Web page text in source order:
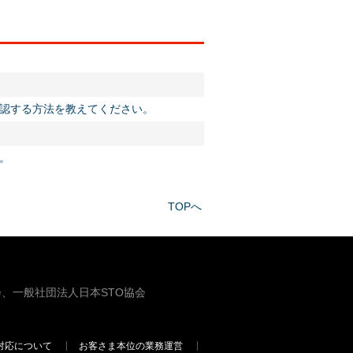
する方法を教えてください。
TOPへ
一般社団法人日本STO協会
応について お客さま本位の業務運営